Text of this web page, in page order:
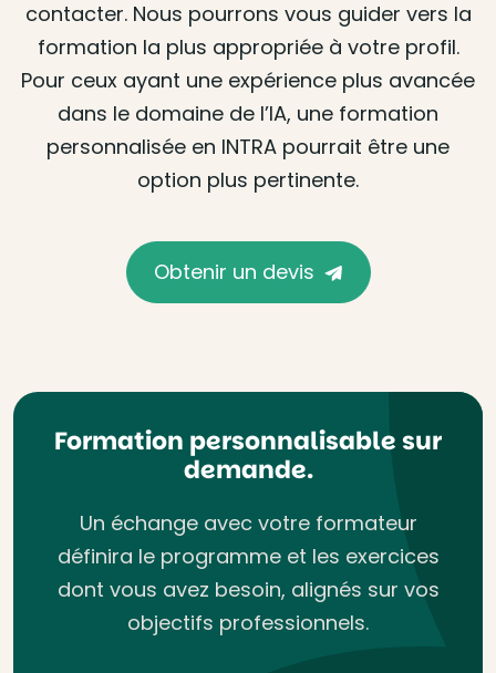
contacter. Nous pourrons vous guider vers la
formation la plus appropriée à votre profil.
Pour ceux ayant une expérience plus avancée
dans le domaine de l’IA, une formation
personnalisée en INTRA pourrait être une
option plus pertinente.
Obtenir un devis
Formation personnalisable sur
demande.
Un échange avec votre formateur
définira le programme et les exercices
dont vous avez besoin, alignés sur vos
objectifs professionnels.